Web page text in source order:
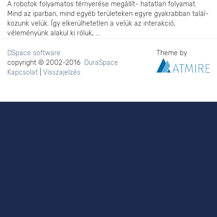
A robotok folyamatos térnyerése megállít- hatatlan folyamat.
Mind az iparban, mind egyéb területeken egyre gyakrabban talál-
kozunk velük. Így elkerülhetetlen a velük az interakció,
véleményünk alakul ki róluk, ...
DSpace software
copyright © 2002-2016 DuraSpace
Kapcsolat
Visszajelzés
Theme by